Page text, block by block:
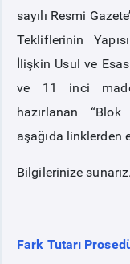
DUYURULAR
sayılı Resmi
Tekliflerinin
İlişkin Usul ve
ve 11 inci
hazırlanan
aşağıda linklerden
Bilgilerinize sunarız.
Fark Tutarı